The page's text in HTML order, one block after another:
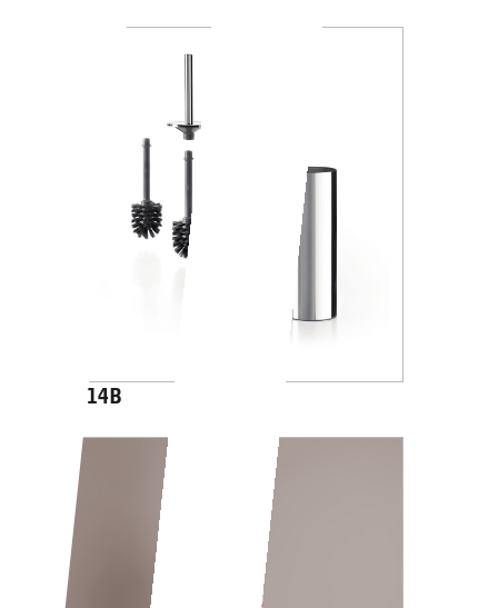
AV014B